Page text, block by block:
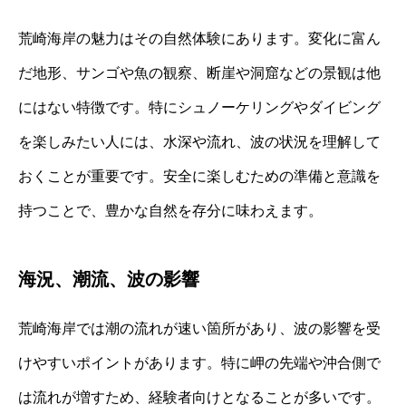
荒崎海岸の魅力はその自然体験にあります。変化に富ん
だ地形、サンゴや魚の観察、断崖や洞窟などの景観は他
にはない特徴です。特にシュノーケリングやダイビング
を楽しみたい人には、水深や流れ、波の状況を理解して
おくことが重要です。安全に楽しむための準備と意識を
持つことで、豊かな自然を存分に味わえます。
海況、潮流、波の影響
荒崎海岸では潮の流れが速い箇所があり、波の影響を受
けやすいポイントがあります。特に岬の先端や沖合側で
は流れが増すため、経験者向けとなることが多いです。